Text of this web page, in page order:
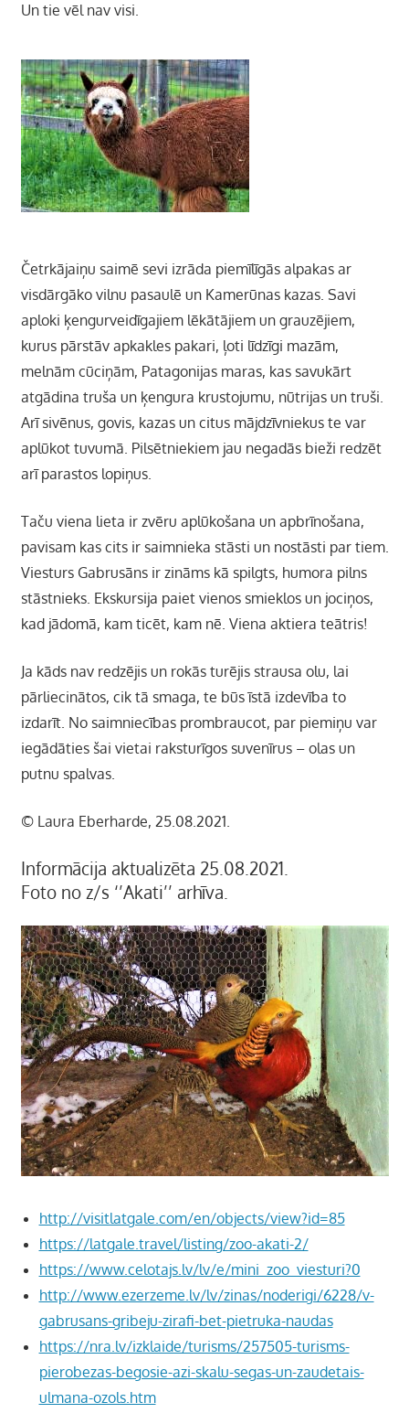
Un tie vēl nav visi.
Četrkājaiņu saimē sevi izrāda piemīlīgās alpakas ar
visdārgāko vilnu pasaulē un Kamerūnas kazas. Savi
aploki ķengurveidīgajiem lēkātājiem un grauzējiem,
kurus pārstāv apkakles pakari, ļoti līdzīgi mazām,
melnām cūciņām, Patagonijas maras, kas savukārt
atgādina truša un ķengura krustojumu, nūtrijas un truši.
Arī sivēnus, govis, kazas un citus mājdzīvniekus te var
aplūkot tuvumā. Pilsētniekiem jau negadās bieži redzēt
arī parastos lopiņus.
Taču viena lieta ir zvēru aplūkošana un apbrīnošana,
pavisam kas cits ir saimnieka stāsti un nostāsti par tiem.
Viesturs Gabrusāns ir zināms kā spilgts, humora pilns
stāstnieks. Ekskursija paiet vienos smieklos un jociņos,
kad jādomā, kam ticēt, kam nē. Viena aktiera teātris!
Ja kāds nav redzējis un rokās turējis strausa olu, lai
pārliecinātos, cik tā smaga, te būs īstā izdevība to
izdarīt. No saimniecības prombraucot, par piemiņu var
iegādāties šai vietai raksturīgos suvenīrus – olas un
putnu spalvas.
© Laura Eberharde, 25.08.2021.
Informācija aktualizēta 25.08.2021.
Foto no z/s ‘’Akati’’ arhīva.
http://visitlatgale.com/en/objects/view?id=85
https://latgale.travel/listing/zoo-akati-2/
https://www.celotajs.lv/lv/e/mini_zoo_viesturi?0
http://www.ezerzeme.lv/lv/zinas/noderigi/6228/v-
gabrusans-gribeju-zirafi-bet-pietruka-naudas
https://nra.lv/izklaide/turisms/257505-turisms-
pierobezas-begosie-azi-skalu-segas-un-zaudetais-
ulmana-ozols.htm